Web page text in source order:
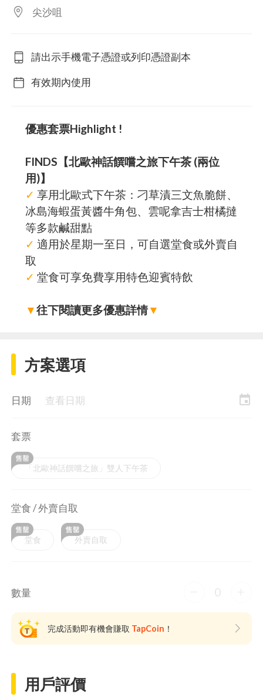
尖沙咀
請出示手機電子憑證或列印憑證副本
有效期內使用
優惠套票Highlight !
FINDS【北歐神話饌嚐之旅下午茶 (兩位
用)】
✓ 享用北歐式下午茶：刁草漬三文魚脆餅、
冰島海蝦蛋黃醬牛角包、雲呢拿吉士柑橘撻
等多款鹹甜點
✓ 適用於星期一至日，可自選堂食或外賣自
取
✓ 堂食可享免費享用特色迎賓特飲
▼往下閱讀更多優惠詳情▼
方案選項
日期 查看日期 event
套票
「北歐神話饌嚐之旅」雙人下午茶
堂食 / 外賣自取
堂食 外賣自取
數量 0
完成活動即有機會賺取 TapCoin ！
用戶評價